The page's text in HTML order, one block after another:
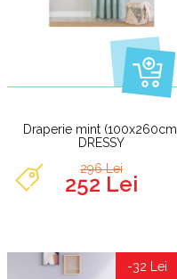
Draperie mint
DRESSY
296 Lei
252 Lei
-32 Lei